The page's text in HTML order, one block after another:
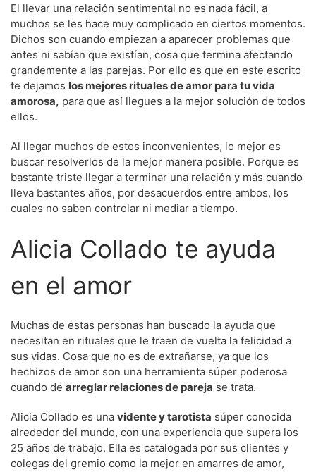
El llevar una relación sentimental no es nada fácil, a
muchos se les hace muy complicado en ciertos momentos.
Dichos son cuando empiezan a aparecer problemas que
antes ni sabían que existían, cosa que termina afectando
grandemente a las parejas. Por ello es que en este escrito
te dejamos los mejores rituales de amor para tu vida
amorosa, para que así llegues a la mejor solución de todos
ellos.
Al llegar muchos de estos inconvenientes, lo mejor es
buscar resolverlos de la mejor manera posible. Porque es
bastante triste llegar a terminar una relación y más cuando
lleva bastantes años, por desacuerdos entre ambos, los
cuales no saben controlar ni mediar a tiempo.
Alicia Collado te ayuda
en el amor
Muchas de estas personas han buscado la ayuda que
necesitan en rituales que le traen de vuelta la felicidad a
sus vidas. Cosa que no es de extrañarse, ya que los
hechizos de amor son una herramienta súper poderosa
cuando de arreglar relaciones de pareja se trata.
Alicia Collado es una vidente y tarotista súper conocida
alrededor del mundo, con una experiencia que supera los
25 años de trabajo. Ella es catalogada por sus clientes y
colegas del gremio como la mejor en amarres de amor,